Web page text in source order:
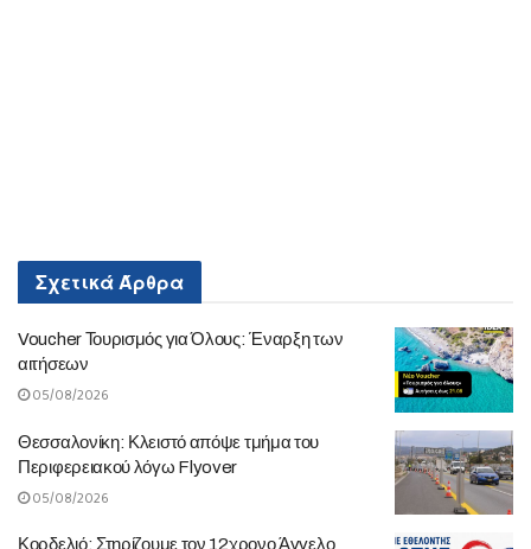
ΣχετικάΆρθρα
Voucher Τουρισμός για Όλους: Έναρξη των
αιτήσεων
05/08/2026
Θεσσαλονίκη: Κλειστό απόψε τμήμα του
Περιφερειακού λόγω Flyover
05/08/2026
Κορδελιό: Στηρίζουμε τον 12χρονο Άγγελο